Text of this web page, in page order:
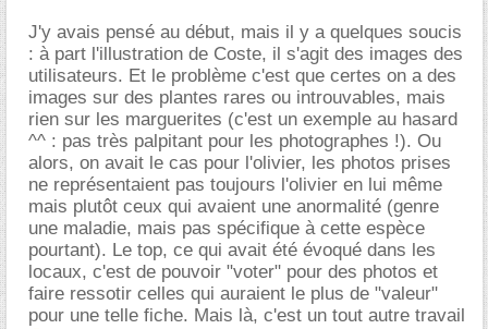
J'y avais pensé au début, mais il y a quelques soucis
: à part l'illustration de Coste, il s'agit des images des
utilisateurs. Et le problème c'est que certes on a des
images sur des plantes rares ou introuvables, mais
rien sur les marguerites (c'est un exemple au hasard
^^ : pas très palpitant pour les photographes !). Ou
alors, on avait le cas pour l'olivier, les photos prises
ne représentaient pas toujours l'olivier en lui même
mais plutôt ceux qui avaient une anormalité (genre
une maladie, mais pas spécifique à cette espèce
pourtant). Le top, ce qui avait été évoqué dans les
locaux, c'est de pouvoir "voter" pour des photos et
faire ressotir celles qui auraient le plus de "valeur"
pour une telle fiche. Mais là, c'est un tout autre travail